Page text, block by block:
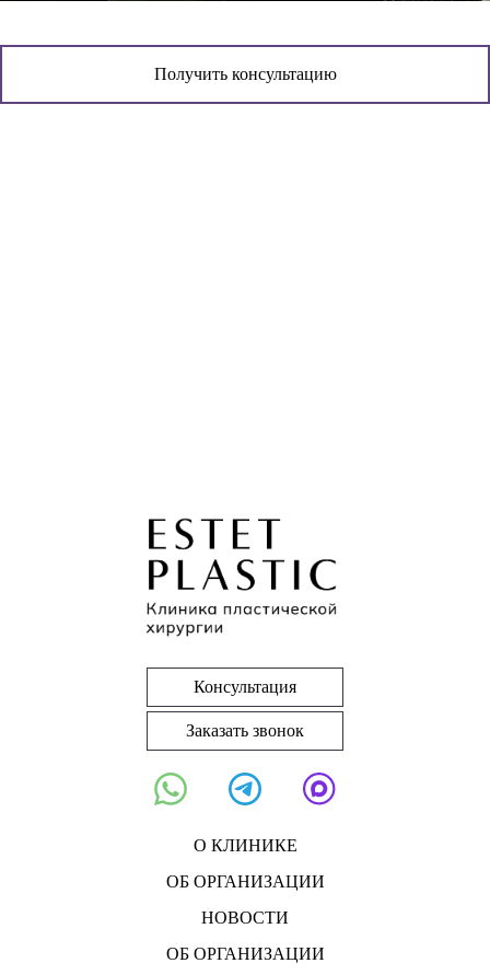
Получить консультацию
Консультация
Заказать звонок
О КЛИНИКЕ
ОБ ОРГАНИЗАЦИИ
НОВОСТИ
ОБ ОРГАНИЗАЦИИ